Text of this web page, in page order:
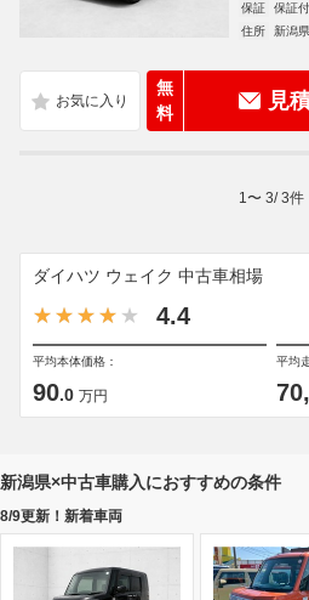
保証
保証付
住所
新潟
無
料
見
1 〜 3/3件
ダイハツ ウェイク 中古車相場
4.4
平均本体価格：
90.0 万円
平均
新潟県×中古車購入におすすめの条件
8/9更新！新着車両